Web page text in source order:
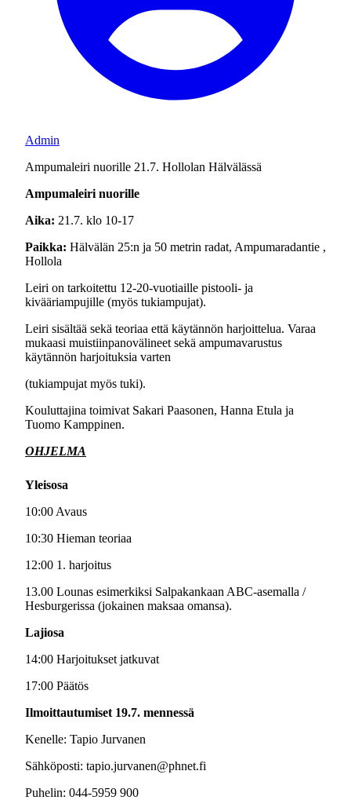
Admin
Ampumaleiri nuorille 21.7. Hollolan Hälvälässä
Ampumaleiri nuorille
Aika: 21.7. klo 10-17
Paikka: Hälvälän 25:n ja 50 metrin radat, Ampumaradantie ,
Hollola
Leiri on tarkoitettu 12-20-vuotiaille pistooli- ja
kivääriampujille (myös tukiampujat).
Leiri sisältää sekä teoriaa että käytännön harjoittelua. Varaa
mukaasi muistiinpanovälineet sekä ampumavarustus
käytännön harjoituksia varten
(tukiampujat myös tuki).
Kouluttajina toimivat Sakari Paasonen, Hanna Etula ja
Tuomo Kamppinen.
OHJELMA
Yleisosa
10:00 Avaus
10:30 Hieman teoriaa
12:00 1. harjoitus
13.00 Lounas esimerkiksi Salpakankaan ABC-asemalla /
Hesburgerissa (jokainen maksaa omansa).
Lajiosa
14:00 Harjoitukset jatkuvat
17:00 Päätös
Ilmoittautumiset 19.7. mennessä
Kenelle: Tapio Jurvanen
Sähköposti: tapio.jurvanen@phnet.fi
Puhelin: 044-5959 900